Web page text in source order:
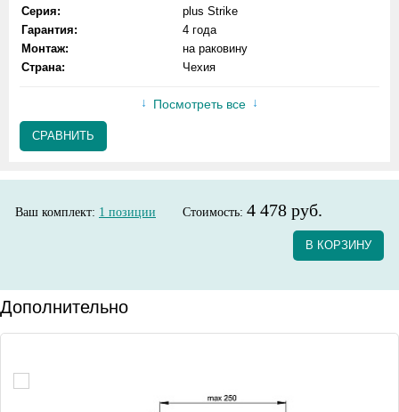
Серия:
plus Strike
Гарантия:
4 года
Монтаж:
на раковину
Страна:
Чехия
Посмотреть все
СРАВНИТЬ
Ваш комплект: 1 позиции Стоимость: 4 478 руб.
В КОРЗИНУ
Дополнительно